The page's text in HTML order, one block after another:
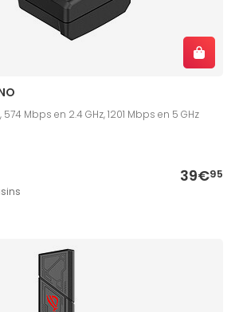
574 Mbps en 2.4 GHz, 1201 Mbps en 5 GHz
39€95